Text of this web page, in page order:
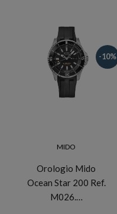
-10%
MIDO
Orologio Mido
Ocean Star 200 Ref.
M026.…